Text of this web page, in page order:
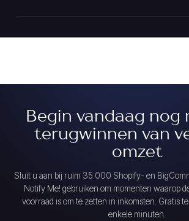
Begin vandaag nog
terugwinnen van
omzet
Sluit u aan bij ruim 35.000 Shopify- en
Notify Me! gebruiken om momenten waarop
voorraad is om te zetten in inkomsten. Gratis
enkele minuten.